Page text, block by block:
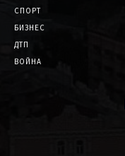
СПОРТ
БИЗНЕС
ДТП
ВОЙНА